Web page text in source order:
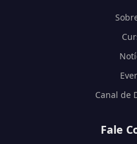
Canal de
Fale